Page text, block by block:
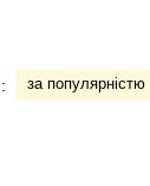
за популярністю